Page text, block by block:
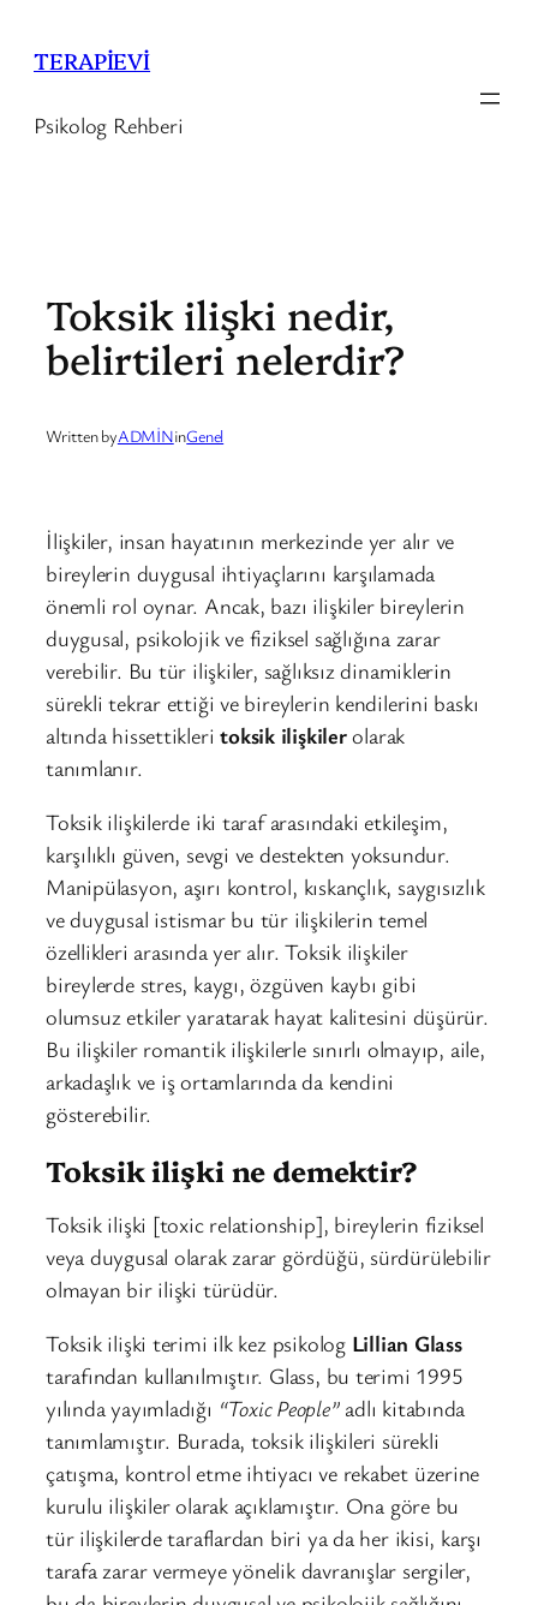
geçTERAPİEVİ
Psikolog Rehberi
Toksik ilişki nedir,
belirtileri nelerdir?
Written byADMİNinGenel
İlişkiler, insan hayatının merkezinde yer alır ve
bireylerin duygusal ihtiyaçlarını karşılamada
önemli rol oynar. Ancak, bazı ilişkiler bireylerin
duygusal, psikolojik ve fiziksel sağlığına zarar
verebilir. Bu tür ilişkiler, sağlıksız dinamiklerin
sürekli tekrar ettiği ve bireylerin kendilerini baskı
altında hissettikleritoksik ilişkilerolarak
tanımlanır.
Toksik ilişkilerde iki taraf arasındaki etkileşim,
karşılıklı güven, sevgi ve destekten yoksundur.
Manipülasyon, aşırı kontrol, kıskançlık, saygısızlık
ve duygusal istismar bu tür ilişkilerin temel
özellikleri arasında yer alır. Toksik ilişkiler
bireylerde stres, kaygı, özgüven kaybı gibi
olumsuz etkiler yaratarak hayat kalitesini düşürür.
Bu ilişkiler romantik ilişkilerle sınırlı olmayıp, aile,
arkadaşlık ve iş ortamlarında da kendini
gösterebilir.
Toksik ilişki ne demektir?
Toksik ilişki [toxic relationship], bireylerin fiziksel
veya duygusal olarak zarar gördüğü, sürdürülebilir
olmayan bir ilişki türüdür.
Toksik ilişki terimi ilk kez psikolog Lillian Glass
tarafından kullanılmıştır. Glass, bu terimi 1995
yılında yayımladığı “Toxic People”adlı kitabında
tanımlamıştır. Burada, toksik ilişkileri sürekli
çatışma, kontrol etme ihtiyacı ve rekabet üzerine
kurulu ilişkiler olarak açıklamıştır. Ona göre bu
tür ilişkilerde taraflardan biri ya da her ikisi, karşı
tarafa zarar vermeye yönelik davranışlar sergiler,